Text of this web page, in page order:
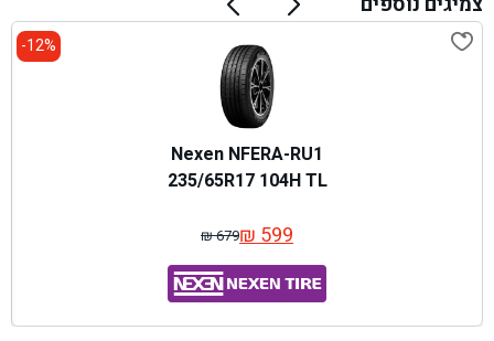
12%-
Nexen NFERA-RU1
235/65R17 104H TL
₪679
המחיר
המקורי
היה:
₪ 679.
₪599 המחיר
הנוכחי
הוא:
₪ 599.